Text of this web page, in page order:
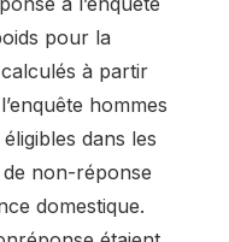
pour la
à partir
hommes
dans les
non-réponse
domestique.